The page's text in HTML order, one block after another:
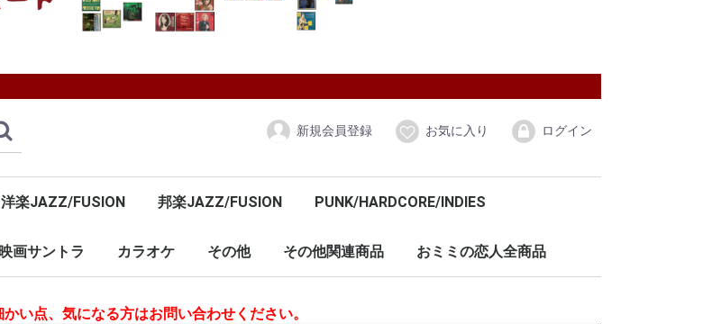
新規会員登録 お気に入り ログイン
洋楽JAZZ/FUSION
12inch/10inch
邦楽JAZZ/FUSION
LP/12inch/10inch
7inch
PUNK/HARDCORE/INDIES
LP/12inch/10inch
7inch
映画サントラ カラオケ その他 その他関連商品 おミミの恋人全商品
い点、気になる方はお問い合わせください。